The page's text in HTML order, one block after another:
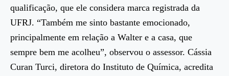
qualificação, que ele considera marca registrada da
UFRJ. “Também me sinto bastante emocionado,
principalmente em relação a Walter e a casa, que
sempre bem me acolheu”, observou o assessor. Cássia
Curan Turci, diretora do Instituto de Química, acredita